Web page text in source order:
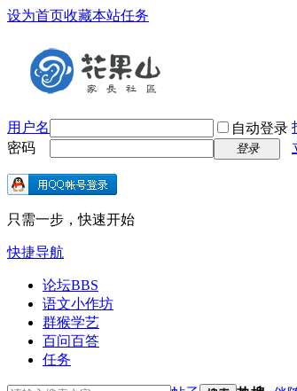
设为首页收藏本站任务
用户名 自动登录
密码
登录
只需一步，快速开始
快捷导航
论坛BBS
语文小作坊
群猴学艺
百问百答
任务